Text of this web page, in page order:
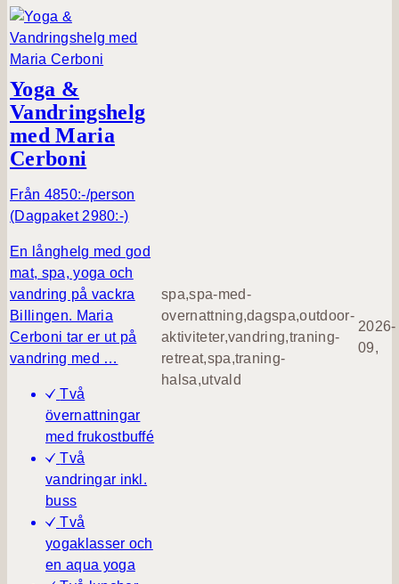
n
g
s
l
g
e
d
V
a
s
a
o
p
s
a
c
Yoga &
Vandringshelg
med Maria
Cerboni
Från 4850:-/person
(Dagpaket 2980:-)
En långhelg med god
mat, spa, yoga och
vandring på vackra
Billingen. Maria
Cerboni tar er ut på
vandring med …
Två
övernattningar
med frukostbuffé
Två
vandringar inkl.
buss
Två
yogaklasser och
en aqua yoga
spa,spa-med-
overnattning,dagspa,outdoor-
aktiviteter,vandring,traning-
retreat,spa,traning-
halsa,utvald
2026-
09,